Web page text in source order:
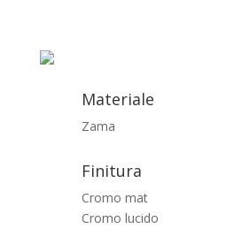
Materiale
Zama
Finitura
Cromo mat
Cromo lucido